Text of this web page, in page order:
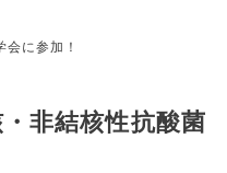
に参加！
非結核性抗酸菌